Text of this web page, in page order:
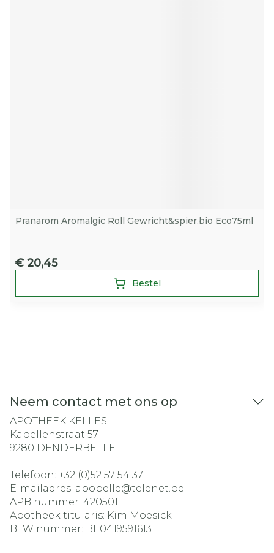
Pranarom Aromalgic Roll Gewricht&spier.bio Eco75ml
€ 20,45
Bestel
Neem contact met ons op
APOTHEEK KELLES
Kapellenstraat 57
9280 DENDERBELLE
Telefoon: +32 (0)52 57 54 37
E-mailadres: apobelle@telenet.be
APB nummer: 420501
Apotheek titularis: Kim Moesick
BTW nummer: BE0419591613